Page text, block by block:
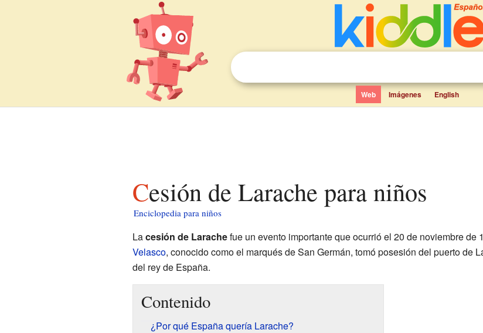
Web Imágenes English
Cesión de Larache para niños
Enciclopedia para niños
Lacesión de Larachefue un evento importante que ocurrió el 20 de noviembre de
Velasco, conocido como el marqués de San Germán, tomó posesión del puerto de
del rey de España.
Contenido
¿Por qué España quería Larache?